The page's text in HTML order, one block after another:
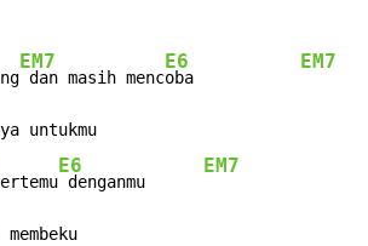
EM7
dan masih menc
E6
oba
EM7
untukmu
E6
denganmu
EM7